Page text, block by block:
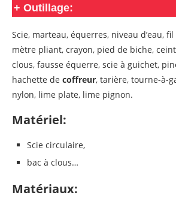
+ Outillage:
Scie, marteau, équerres, niveau d’eau,
mètre pliant, crayon, pied de biche,
clous, fausse équerre, scie à guichet,
hachette de coffreur, tarière, tourne-à-
nylon, lime plate, lime pignon.
Matériel:
Scie circulaire,
bac à clous…
Matériaux: